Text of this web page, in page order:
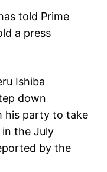
told Prime
a press
Ishiba
down
his party to take
the July
by the